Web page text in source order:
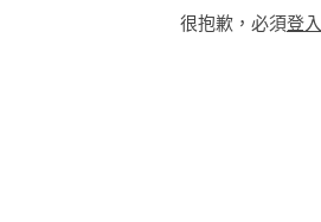
很抱歉，必須登入